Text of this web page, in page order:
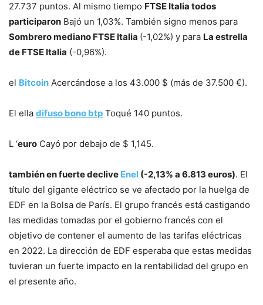
27.737 puntos. Al mismo tiempo FTSE Italia todos
participaron Bajó un 1,03%. También signo menos para
Sombrero mediano FTSE Italia (-1,02%) y para La estrella
de FTSE Italia (-0,96%).
el Bitcoin Acercándose a los 43.000 $ (más de 37.500 €).
El ella difuso bono btp Toqué 140 puntos.
L ‘euro Cayó por debajo de $ 1,145.
también en fuerte declive Enel (-2,13% a 6.813 euros). El
título del gigante eléctrico se ve afectado por la huelga de
EDF en la Bolsa de París. El grupo francés está castigando
las medidas tomadas por el gobierno francés con el
objetivo de contener el aumento de las tarifas eléctricas
en 2022. La dirección de EDF esperaba que estas medidas
tuvieran un fuerte impacto en la rentabilidad del grupo en
el presente año.